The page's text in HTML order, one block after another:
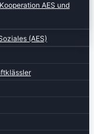
AES und
(AES)